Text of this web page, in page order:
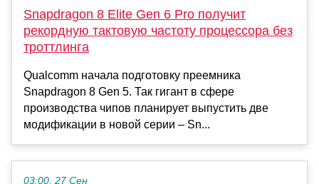
Snapdragon 8 Elite Gen 6 Pro получит
рекордную тактовую частоту процессора без
троттлинга
Qualcomm начала подготовку преемника
Snapdragon 8 Gen 5. Так гигант в сфере
производства чипов планирует выпустить две
модификации в новой серии – Sn...
03:00, 27 Сен